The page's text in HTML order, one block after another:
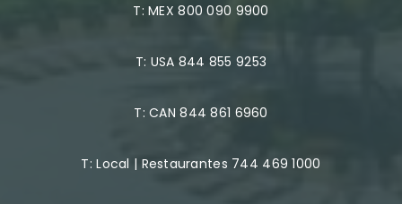
T:MEX 800 090 9900
T: USA 844 855 9253
T:CAN 844 861 6960
T:Local | Restaurantes 744 469 1000